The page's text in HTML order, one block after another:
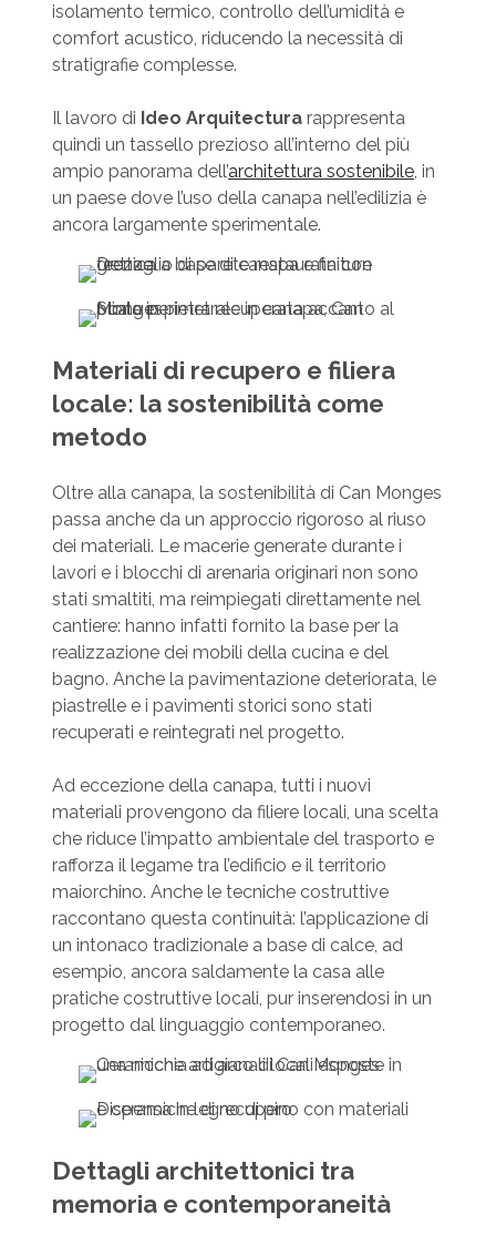
isolamento termico, controllo dell’umidità e
comfort acustico, riducendo la necessità di
stratigrafie complesse.
Il lavoro di Ideo Arquitecturarappresenta
quindi un tassello prezioso all’interno del più
ampio panorama dell’architettura sostenibile, in
un paese dove l’uso della canapa nell’edilizia è
ancora largamente sperimentale.
Materiali di recupero e filiera
locale: la sostenibilità come
metodo
Oltre alla canapa, la sostenibilità di Can Monges
passa anche da un approccio rigoroso al riuso
dei materiali. Le macerie generate durante i
lavori e i blocchi di arenaria originari non sono
stati smaltiti, ma reimpiegati direttamente nel
cantiere: hanno infatti fornito la base per la
realizzazione dei mobili della cucina e del
bagno. Anche la pavimentazione deteriorata, le
piastrelle e i pavimenti storici sono stati
recuperati e reintegrati nel progetto.
Ad eccezione della canapa, tutti i nuovi
materiali provengono da filiere locali, una scelta
che riduce l’impatto ambientale del trasporto e
rafforza il legame tra l’edificio e il territorio
maiorchino. Anche le tecniche costruttive
raccontano questa continuità: l’applicazione di
un intonaco tradizionale a base di calce, ad
esempio, ancora saldamente la casa alle
pratiche costruttive locali, pur inserendosi in un
progetto dal linguaggio contemporaneo.
Dettagli architettonici tra
memoria e contemporaneità